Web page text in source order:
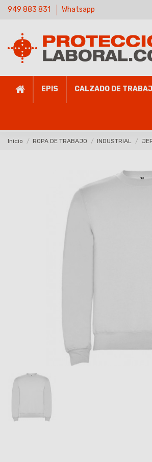
949 883 831 Whatsapp
EPIS CALZADO DE
Inicio ROPA DE TRABAJO INDUSTRIAL